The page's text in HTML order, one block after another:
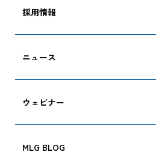
採用情報
ニュース
ウェビナー
MLG BLOG